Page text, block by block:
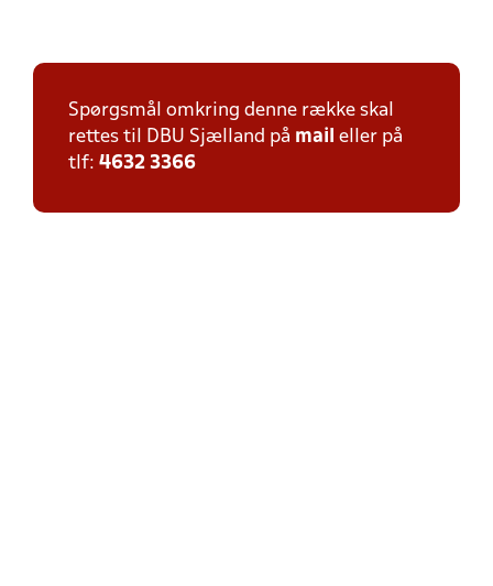
Spørgsmål omkring denne række skal
rettes til DBU Sjælland på mail eller på
tlf: 4632 3366